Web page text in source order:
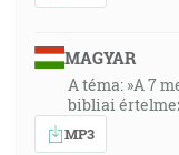
MAGYAR
A téma: »A 7
bibliai
MP3